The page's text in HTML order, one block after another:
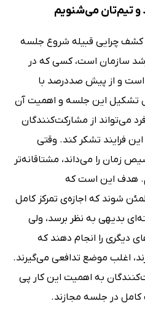
تیم‌تان می‌شنویم
کشف چرایی قبیله شروع جلسه
سازمان است، کسی که در
است و از پیش صددرصد با
تشکیل این جلسه و اهمیت آن
می‌تواند از مشارکت‌کنندگان
فرایند تشکر کند. وقتی
زمان را می‌داند، مشتاقانه‌تر
هدف این است که
شوند که اجازه‌ی تمرکز کامل
بدیهی به نظر برسد، ولی
دیگری را انجام دهند که
اغلب موضع تدافعی می‌گیرند.
به اهمیت این کار پی
کامل در جلسه مجازند.